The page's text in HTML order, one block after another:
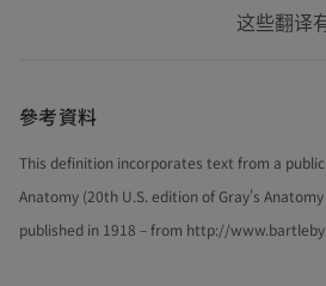
这些翻译
參考資料
This definition incorporates text from a
Anatomy (20th U.S. edition of Gray's
published in 1918 – from http://